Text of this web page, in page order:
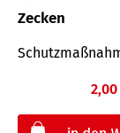
Zecken
2,00